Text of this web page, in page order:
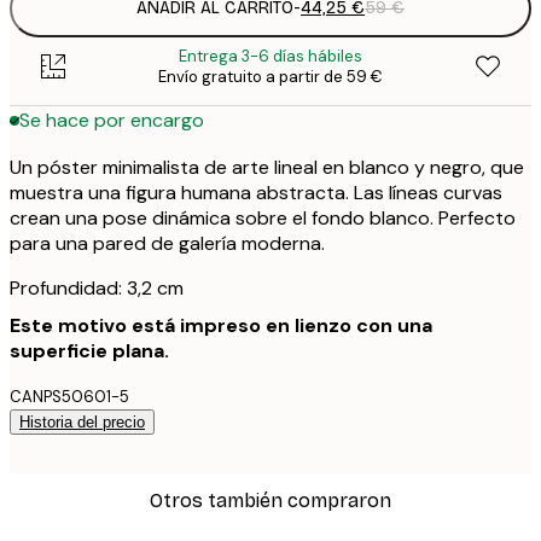
AÑADIR AL CARRITO-44,25 €59 €
Entrega 3-6 días hábiles
Envío gratuito a partir de 59 €
Se hace por encargo
Un póster minimalista de arte lineal en blanco y negro, que
muestra una figura humana abstracta. Las líneas curvas
crean una pose dinámica sobre el fondo blanco. Perfecto
para una pared de galería moderna.
Profundidad: 3,2 cm
Este motivo está impreso en lienzo con una
superficie plana.
CANPS50601-5
Historia del precio
Otros también compraron